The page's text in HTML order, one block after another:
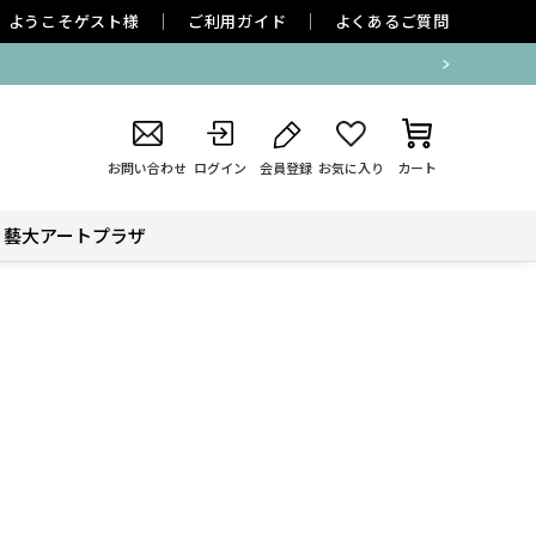
ようこそゲスト様 ご利用ガイド よくあるご質問
お問い合わせ ログイン 会員登録 お気に入り カート
藝大アートプラザ